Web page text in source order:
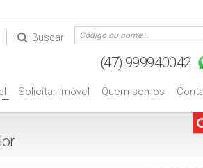
Buscar
Quem somos
Solicitar Imóvel
+
ㅤㅤ